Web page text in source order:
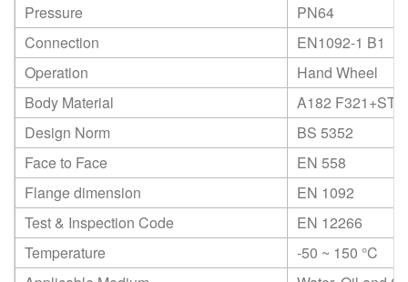
Pressure
PN64
Connection
EN1092-1 B1
Operation
Hand Wheel
Body Material
A182 F321+STL
Design Norm
BS 5352
Face to Face
EN 558
Flange dimension
EN 1092
Test & Inspection Code
EN 12266
Temperature
-50 ~ 150 °C